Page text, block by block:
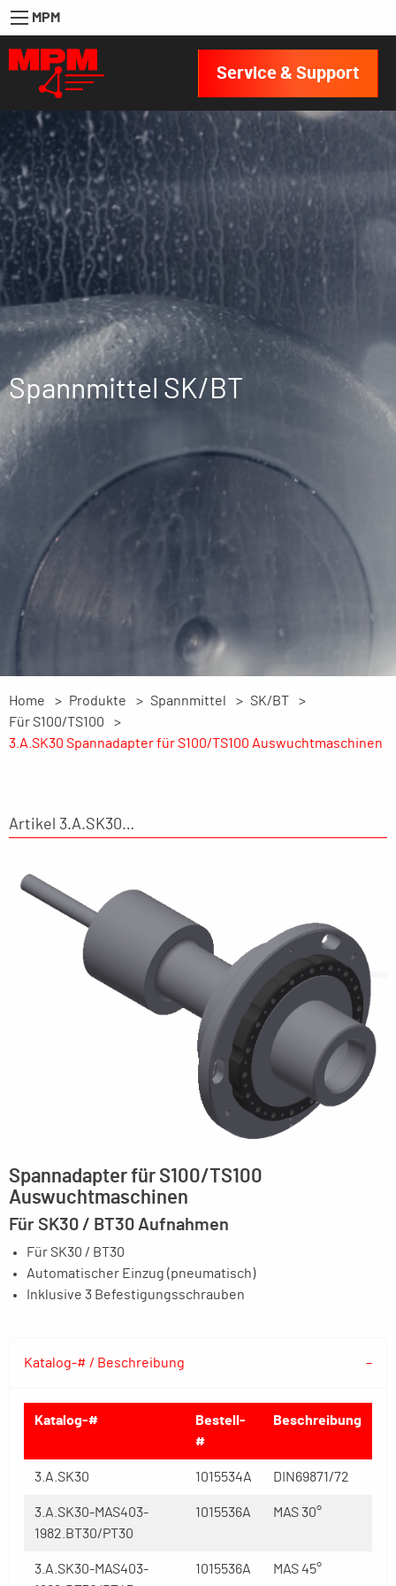
MPM
Service & Support
Spannmittel SK/BT
Home Produkte Spannmittel
SK/BT
Für S100/TS100
3.A.SK30 Spannadapter für S100/TS100 Auswuchtmaschinen
Artikel 3.A.SK30…
Spannadapter für S100/TS100
Auswuchtmaschinen
Für SK30 / BT30 Aufnahmen
Für SK30 / BT30
Automatischer Einzug (pneumatisch)
Inklusive 3 Befestigungsschrauben
Katalog-# / Beschreibung
Katalog-#
Bestell-
#
Beschreibung
3.A.SK30 1015534A DIN69871/72
3.A.SK30-MAS403-
1982.BT30/PT30
1015536A MAS 30°
3.A.SK30-MAS403-
1015536A MAS 45°